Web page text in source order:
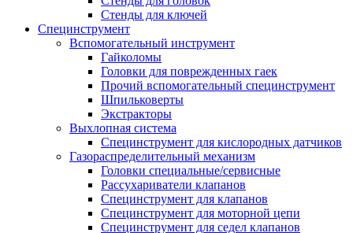
Стенды для ключей
Специнструмент
Вспомогательный инструмент
Гайколомы
Головки для поврежденных гаек
Прочий вспомогательный специнструмент
Шпильковерты
Экстракторы
Выхлопная система
Специнструмент для кислородных датчиков
Газораспределительный механизм
Головки специальные/сервисные
Рассухариватели клапанов
Специнструмент для клапанов
Специнструмент для моторной цепи
Специнструмент для седел клапанов